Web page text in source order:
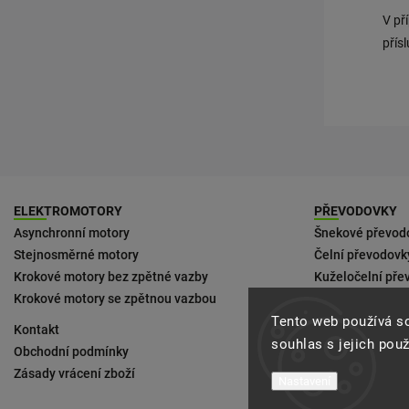
Tento web používá
souhlas s jejich
V
ELEKTROMOTORY
Asynchronní motory
Stejnosměrné motory
Krokové motory bez zpětné vazby
Krokové motory se zpětnou vazbou
PŘEVODOVKY
Šnekové
Čelní
Kuželočelní
Kontakt
Obchodní podmínky
Zásady vrácení zboží
Podmínky